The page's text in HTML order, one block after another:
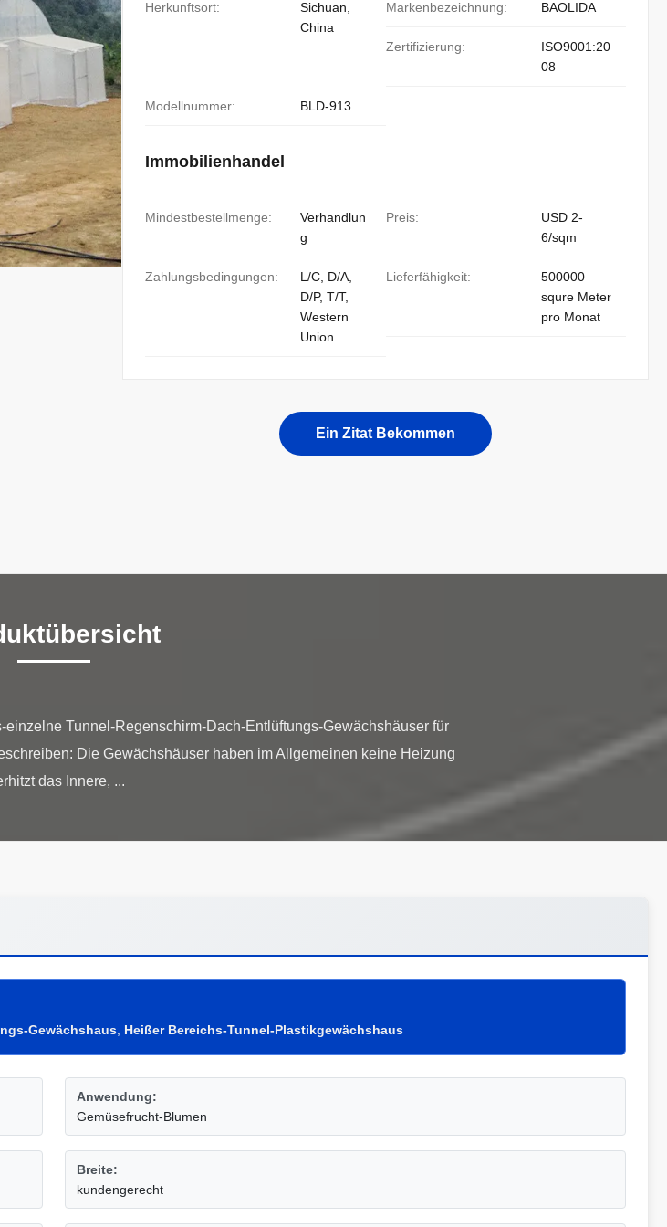
Herkunftsort:
Sichuan,
China
Markenbezeichnung: BAOLIDA
Zertifizierung:
ISO9001:20
08
Modellnummer: BLD-913
Immobilienhandel
Mindestbestellmenge:
Verhandlun
g
Preis:
USD 2-
6/sqm
Zahlungsbedingungen:
L/C, D/A,
D/P, T/T,
Western
Union
Lieferfähigkeit:
500000
squre Meter
pro Monat
Ein Zitat Bekommen
Tunnel-Regenschirm-Dach-Entlüftungs-Gewächshäuser für
Die Gewächshäuser haben im Allgemeinen keine Heizung
Gewächshaus Heißer Bereichs-Tunnel-Plastikgewächshaus
Anwendung:
Gemüsefrucht-Blumen
Breite:
kundengerecht